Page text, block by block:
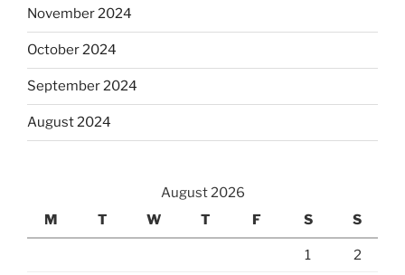
November 2024
October 2024
September 2024
August 2024
August 2026
M
T W T F S S
1 2